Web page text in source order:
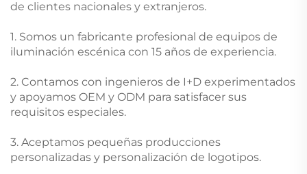
de clientes nacionales y extranjeros.
1. Somos un fabricante profesional de equipos de
iluminación escénica con 15 años de experiencia.
2. Contamos con ingenieros de I+D experimentados
y apoyamos OEM y ODM para satisfacer sus
requisitos especiales.
3. Aceptamos pequeñas producciones
personalizadas y personalización de logotipos.